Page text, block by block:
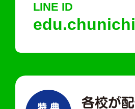
LINE ID
edu.chunichi